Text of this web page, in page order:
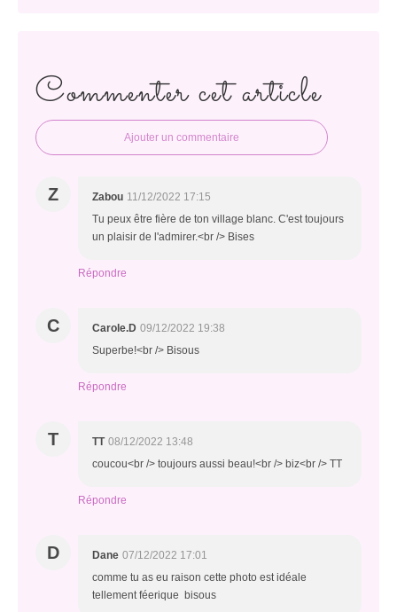
Commenter cet article
Ajouter un commentaire
Z Zabou 11/12/2022 17:15
Tu peux être fière de ton village blanc. C'est toujours
un plaisir de l'admirer.<br /> Bises
Répondre
C Carole.D 09/12/2022 19:38
Superbe!<br /> Bisous
Répondre
T TT 08/12/2022 13:48
coucou<br /> toujours aussi beau!<br /> biz<br /> TT
Répondre
D Dane 07/12/2022 17:01
comme tu as eu raison cette photo est idéale
tellement féerique bisous